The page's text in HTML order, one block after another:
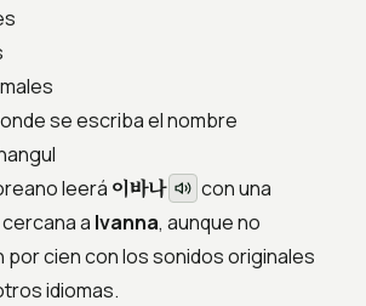
se escriba el nombre
leerá 이바나
con una
a Ivanna, aunque no
por cien con los sonidos originales
idiomas.